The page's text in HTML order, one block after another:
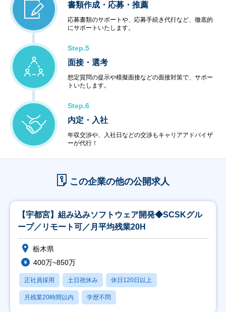
書類作成・応募・推薦
応募書類のサポートや、応募手続き代行など、徹底的
にサポートいたします。
Step.5
面接・選考
想定質問の提示や模擬面接などの面接対策で、サポー
トいたします。
Step.6
内定・入社
年収交渉や、入社日などの交渉もキャリアアドバイザ
ーが代行！
この企業の他の公開求人
【宇都宮】組み込みソフトウェア開発◆SCSKグル
ープ／リモート可／月平均残業20H
栃木県
400万~850万
正社員採用 土日祝休み 休日120日以上
月残業20時間以内 学歴不問